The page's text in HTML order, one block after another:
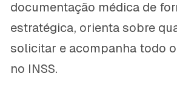
documentação médica de
estratégica, orienta sobre
solicitar e acompanha todo
no INSS.